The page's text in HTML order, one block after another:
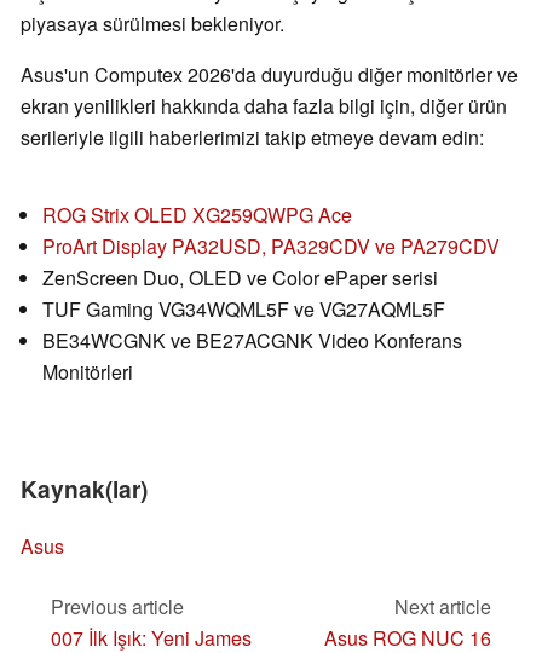
piyasaya sürülmesi bekleniyor.
Asus'un Computex 2026'da duyurduğu diğer monitörler ve
ekran yenilikleri hakkında daha fazla bilgi için, diğer ürün
serileriyle ilgili haberlerimizi takip etmeye devam edin:
ROG Strix OLED XG259QWPG Ace
ProArt Display PA32USD, PA329CDV ve PA279CDV
ZenScreen Duo, OLED ve Color ePaper serisi
TUF Gaming VG34WQML5F ve VG27AQML5F
BE34WCGNK ve BE27ACGNK Video Konferans
Monitörleri
Kaynak(lar)
Asus
Previous article
007 İlk Işık: Yeni James
Next article
Asus ROG NUC 16